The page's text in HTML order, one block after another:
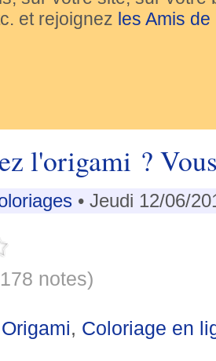
et rejoignez les Amis
l'origami ?
• Jeudi 12/06/
notes)
Origami, Coloriage en